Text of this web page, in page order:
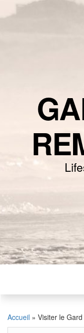
Accueil » Visiter le